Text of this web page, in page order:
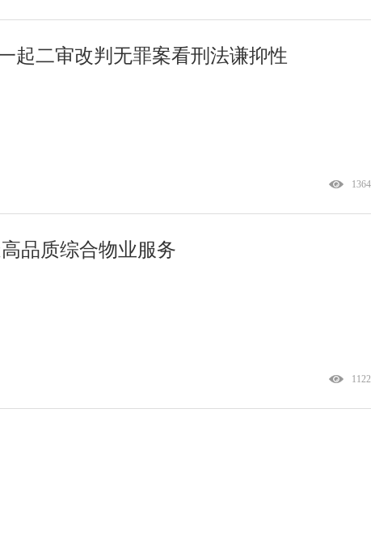
起二审改判无罪案看刑法谦抑性
1364
品质综合物业服务
1122